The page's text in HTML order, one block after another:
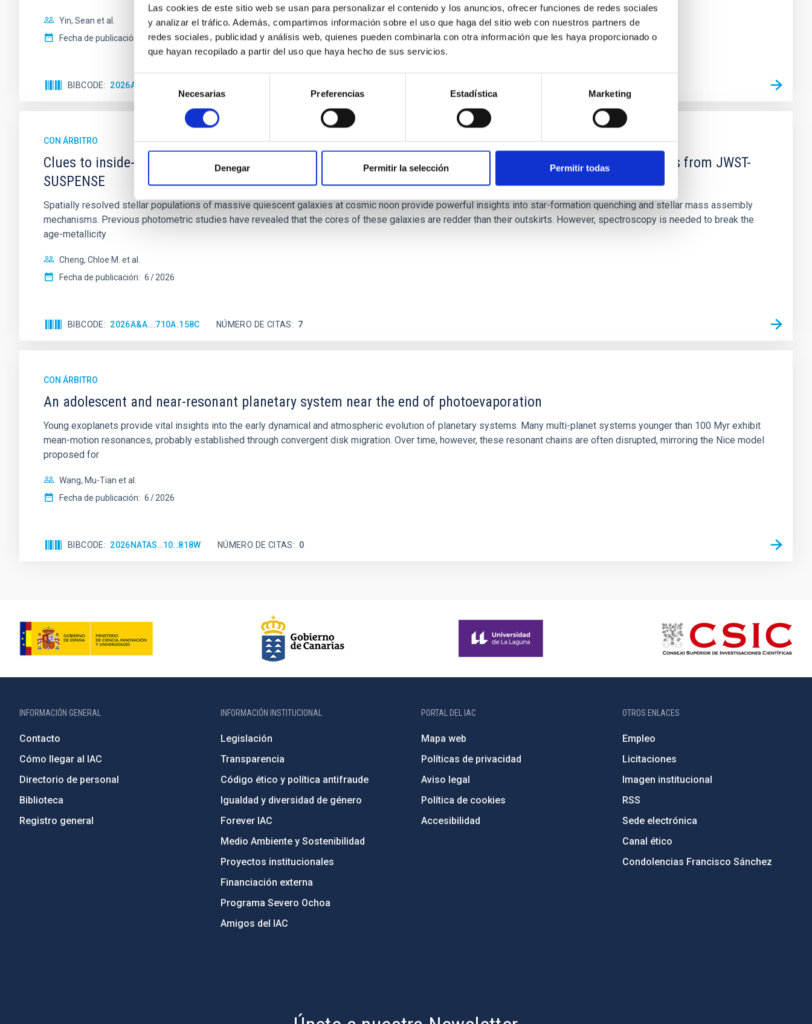
Las cookies de este sitio web se usan para personalizar el contenido y los anuncios, ofrecer funciones de redes sociales
y analizar el tráfico. Además, compartimos información sobre el uso que haga del sitio web con nuestros partners de
redes sociales, publicidad y análisis web, quienes pueden combinarla con otra información que les haya proporcionado o
que hayan recopilado a partir del uso que haya hecho de sus servicios.
Selección
consentimiento
Necesarias Preferencias Estadística Marketing
Denegar Permitir la selección Permitir todas
Yin, Sean et al.
Fecha de publicación:
5 2026
BIBCODE 2026APJ..1003...83Y
CON ÁRBITRO
Clues to inside-out quenching in quiescent galaxies at 1.2 ≲ z ≲ 2.2: Age, Fe-, and Mg-abundance gradients from JWST-
SUSPENSE
Spatially resolved stellar populations of massive quiescent galaxies at cosmic noon provide powerful insights into star-formation quenching and stellar mass assembly
mechanisms. Previous photometric studies have revealed that the cores of these galaxies are redder than their outskirts. However, spectroscopy is needed to break the
age-metallicity
Cheng, Chloe M. et al.
Fecha de publicación: 6 2026
BIBCODE 2026A&A...710A.158C NÚMERO DE CITAS 7
CON ÁRBITRO
An adolescent and near-resonant planetary system near the end of photoevaporation
Young exoplanets provide vital insights into the early dynamical and atmospheric evolution of planetary systems. Many multi-planet systems younger than 100 Myr exhibit
mean-motion resonances, probably established through convergent disk migration. Over time, however, these resonant chains are often disrupted, mirroring the Nice model
proposed for
Wang, Mu-Tian et al.
Fecha de publicación: 6 2026
BIBCODE 2026NATAS..10..818W NÚMERO DE CITAS 0
INFORMACIÓN GENERAL
Contacto
Cómo llegar al IAC
Directorio de personal
Biblioteca
Registro general
INFORMACIÓN INSTITUCIONAL
Legislación
Transparencia
Código ético y política antifraude
Igualdad y diversidad de género
Forever IAC
Medio Ambiente y Sostenibilidad
Proyectos institucionales
Financiación externa
Programa Severo Ochoa
Amigos del IAC
PORTAL DEL IAC
Mapa web
Políticas de privacidad
Aviso legal
Política de cookies
Accesibilidad
OTROS ENLACES
Empleo
Licitaciones
Imagen institucional
RSS
Sede electrónica
Canal ético
Condolencias Francisco Sánchez